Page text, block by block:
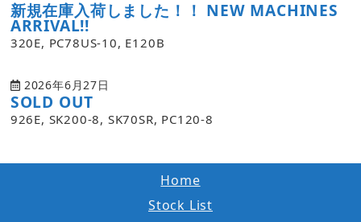
新規在庫入荷しました！！ NEW MACHINES
ARRIVAL!!
320E, PC78US-10, E120B
2026年6月27日
SOLD OUT
926E, SK200-8, SK70SR, PC120-8
Home
Stock List